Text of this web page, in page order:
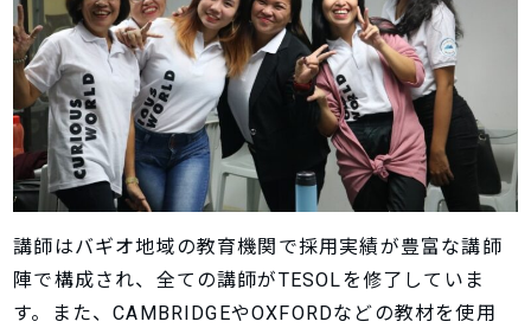
講師はバギオ地域の教育機関で採用実績が豊富な講師
陣で構成され、全ての講師がTESOLを修了していま
す。また、CAMBRIDGEやOXFORDなどの教材を使用